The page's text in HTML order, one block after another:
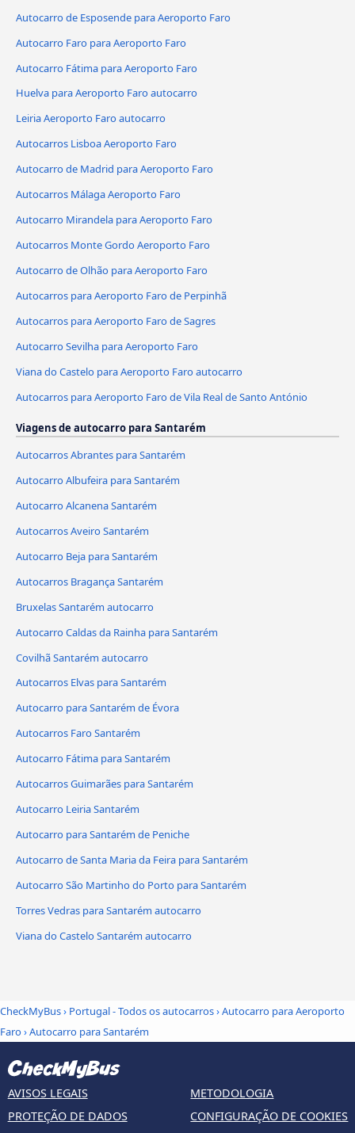
Autocarro de Esposende para Aeroporto Faro
Autocarro Faro para Aeroporto Faro
Autocarro Fátima para Aeroporto Faro
Huelva para Aeroporto Faro autocarro
Leiria Aeroporto Faro autocarro
Autocarros Lisboa Aeroporto Faro
Autocarro de Madrid para Aeroporto Faro
Autocarros Málaga Aeroporto Faro
Autocarro Mirandela para Aeroporto Faro
Autocarros Monte Gordo Aeroporto Faro
Autocarro de Olhão para Aeroporto Faro
Autocarros para Aeroporto Faro de Perpinhã
Autocarros para Aeroporto Faro de Sagres
Autocarro Sevilha para Aeroporto Faro
Viana do Castelo para Aeroporto Faro autocarro
Autocarros para Aeroporto Faro de Vila Real de Santo António
Viagens de autocarro para Santarém
Autocarros Abrantes para Santarém
Autocarro Albufeira para Santarém
Autocarro Alcanena Santarém
Autocarros Aveiro Santarém
Autocarro Beja para Santarém
Autocarros Bragança Santarém
Bruxelas Santarém autocarro
Autocarro Caldas da Rainha para Santarém
Covilhã Santarém autocarro
Autocarros Elvas para Santarém
Autocarro para Santarém de Évora
Autocarros Faro Santarém
Autocarro Fátima para Santarém
Autocarros Guimarães para Santarém
Autocarro Leiria Santarém
Autocarro para Santarém de Peniche
Autocarro de Santa Maria da Feira para Santarém
Autocarro São Martinho do Porto para Santarém
Torres Vedras para Santarém autocarro
Viana do Castelo Santarém autocarro
CheckMyBus› Portugal - Todos os autocarros›Autocarro para Aeroporto
Faro›Autocarro para Santarém
AVISOS LEGAIS
PROTEÇÃO DE DADOS
METODOLOGIA
CONFIGURAÇÃO DE COOKIES